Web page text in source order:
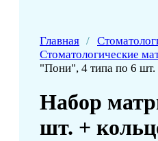
Главная /
Стоматологические
"Пони", 4 типа по 6
Набор
шт. +